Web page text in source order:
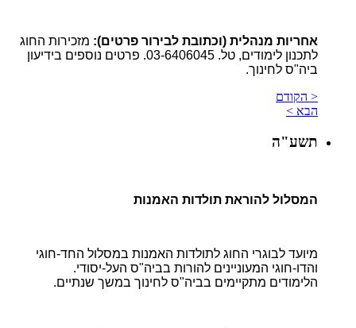
אחריות מנהלית (וכתובת לבירור פרטים): מזכירות החוג
לתכנון לימודים, טל. 03-6406045. פרטים נוספים בידיעון
ביה"ס לחינוך.
< הקודם
הבא >
תשע"ה
המסלול להוראת תולדות האמנות
מיועד לבוגרי החוג לתולדות האמנות במסלול החד-חוגי
והדו-חוגי המעוניינים להורות בביה"ס העל-יסודי.
הלימודים מתקיימים בביה"ס לחינוך במשך שנתיים.